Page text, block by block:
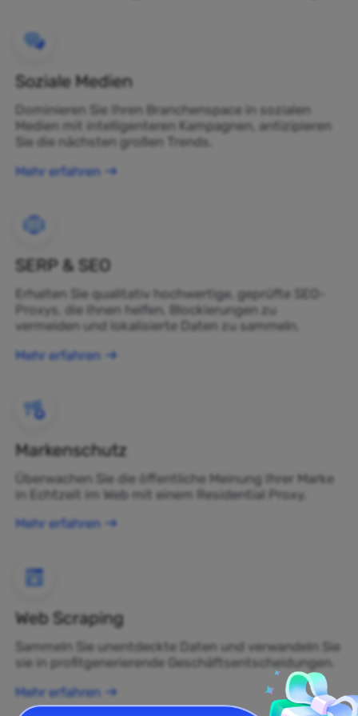
Soziale Medien
Dominieren Sie Ihren Branchenspace in sozialen
Medien mit intelligenteren Kampagnen, antizipieren
Sie die nächsten großen Trends.
Mehr erfahren
SERP & SEO
Erhalten Sie qualitativ hochwertige, geprüfte SEO-
Proxys, die Ihnen helfen, Blockierungen zu
vermeiden und lokalisierte Daten zu sammeln.
Mehr erfahren
Markenschutz
Überwachen Sie die öffentliche Meinung Ihrer Marke
in Echtzeit im Web mit einem Residential Proxy.
Mehr erfahren
Web Scraping
Sammeln Sie unentdeckte Daten und verwandeln Sie
sie in profitgenerierende Geschäftsentscheidungen.
Mehr erfahren